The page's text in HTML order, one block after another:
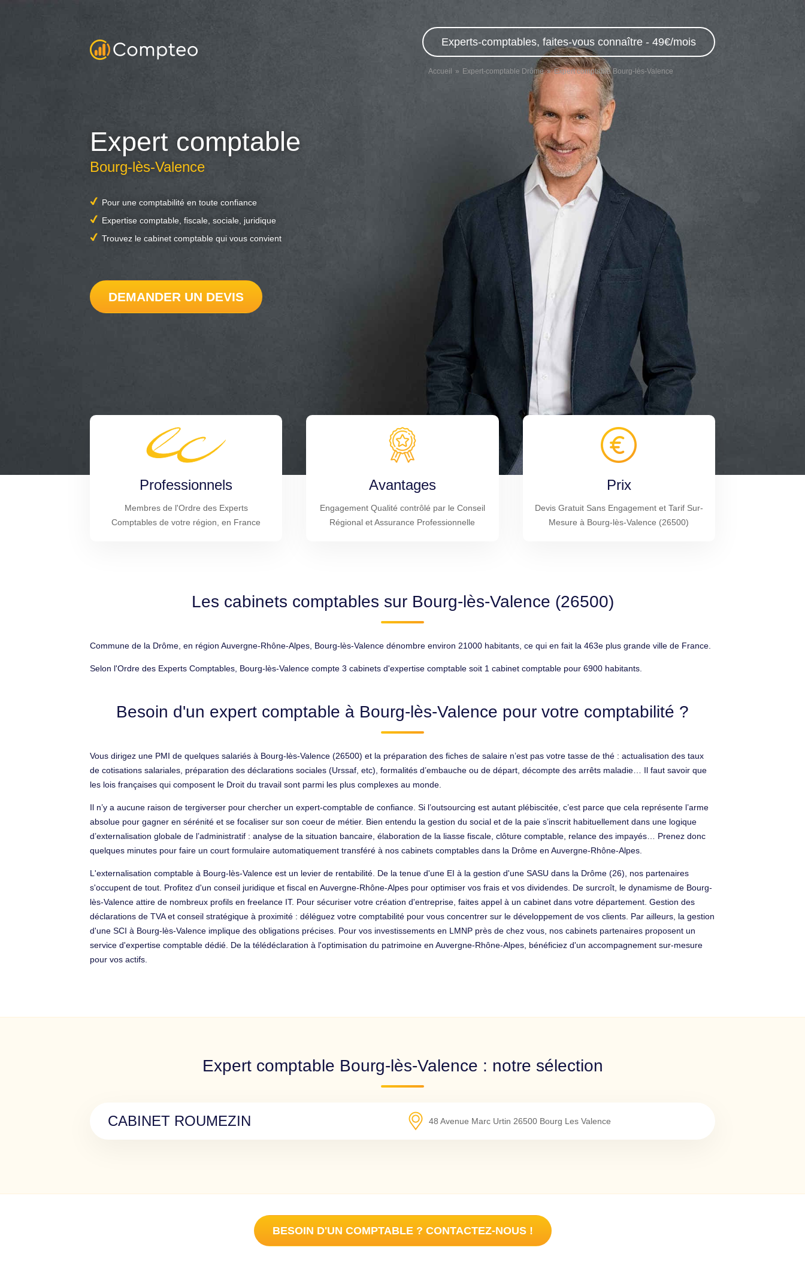
Experts-comptables, faites-vous connaître - 49€/mois
Accueil Expert-comptable Drôme Expert comptable Bourg-lès-Valence
Expert comptable
Bourg-lès-Valence
Pour une comptabilité en toute confiance
Expertise comptable, fiscale, sociale, juridique
Trouvez le cabinet comptable qui vous convient
DEMANDER UN DEVIS
Professionnels
Membres de l'Ordre des Experts
Comptables de votre région, en France
Avantages
Engagement Qualité contrôlé par le Conseil
Régional et Assurance Professionnelle
Prix
Devis Gratuit Sans Engagement et Tarif Sur-
Mesure à Bourg-lès-Valence (26500)
Les cabinets comptables sur Bourg-lès-Valence (26500)
Commune de la Drôme, en région Auvergne-Rhône-Alpes, Bourg-lès-Valence dénombre environ 21000 habitants, ce qui en fait la 463e plus grande ville de France.
Selon l'Ordre des Experts Comptables, Bourg-lès-Valence compte 3 cabinets d'expertise comptable soit 1 cabinet comptable pour 6900 habitants.
Besoin d'un expert comptable à Bourg-lès-Valence pour votre comptabilité ?
Vous dirigez une PMI de quelques salariés à Bourg-lès-Valence (26500) et la préparation des fiches de salaire n’est pas votre tasse de thé : actualisation des taux
de cotisations salariales, préparation des déclarations sociales (Urssaf, etc), formalités d’embauche ou de départ, décompte des arrêts maladie… Il faut savoir que
les lois françaises qui composent le Droit du travail sont parmi les plus complexes au monde.
Il n’y a aucune raison de tergiverser pour chercher un expert-comptable de confiance. Si l’outsourcing est autant plébiscitée, c’est parce que cela représente l’arme
absolue pour gagner en sérénité et se focaliser sur son coeur de métier. Bien entendu la gestion du social et de la paie s’inscrit habituellement dans une logique
d’externalisation globale de l’administratif : analyse de la situation bancaire, élaboration de la liasse fiscale, clôture comptable, relance des impayés… Prenez donc
quelques minutes pour faire un court formulaire automatiquement transféré à nos cabinets comptables dans la Drôme en Auvergne-Rhône-Alpes.
L'externalisation comptable à Bourg-lès-Valence est un levier de rentabilité. De la tenue d'une EI à la gestion d'une SASU dans la Drôme (26), nos partenaires
s'occupent de tout. Profitez d'un conseil juridique et fiscal en Auvergne-Rhône-Alpes pour optimiser vos frais et vos dividendes. De surcroît, le dynamisme de Bourg-
lès-Valence attire de nombreux profils en freelance IT. Pour sécuriser votre création d'entreprise, faites appel à un cabinet dans votre département. Gestion des
déclarations de TVA et conseil stratégique à proximité : déléguez votre comptabilité pour vous concentrer sur le développement de vos clients. Par ailleurs, la gestion
d'une SCI à Bourg-lès-Valence implique des obligations précises. Pour vos investissements en LMNP près de chez vous, nos cabinets partenaires proposent un
service d'expertise comptable dédié. De la télédéclaration à l'optimisation du patrimoine en Auvergne-Rhône-Alpes, bénéficiez d'un accompagnement sur-mesure
pour vos actifs.
Expert comptable Bourg-lès-Valence : notre sélection
CABINET ROUMEZIN 48 Avenue Marc Urtin 26500 Bourg Les Valence
BESOIN D'UN COMPTABLE ? CONTACTEZ-NOUS !